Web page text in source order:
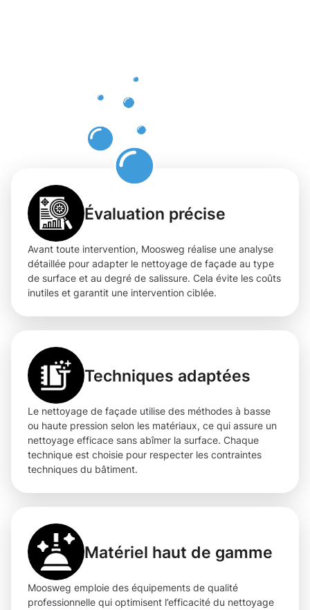
Évaluation précise
Avant toute intervention, Moosweg réalise une analyse
détaillée pour adapter le nettoyage de façade au type
de surface et au degré de salissure. Cela évite les coûts
inutiles et garantit une intervention ciblée.
Techniques adaptées
Le nettoyage de façade utilise des méthodes à basse
ou haute pression selon les matériaux, ce qui assure un
nettoyage efficace sans abîmer la surface. Chaque
technique est choisie pour respecter les contraintes
techniques du bâtiment.
Matériel haut de gamme
Moosweg emploie des équipements de qualité
professionnelle qui optimisent l’efficacité du nettoyage